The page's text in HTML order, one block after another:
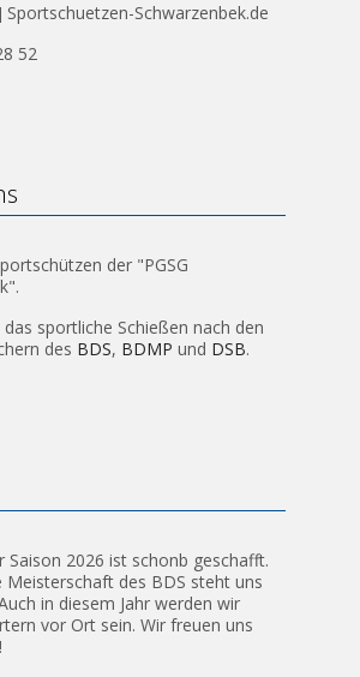
Schwarzenbek.de
52
der "PGSG
sportliche Schießen nach den
des BDS, BDMP und DSB.
Saison 2026 ist schonb geschafft.
Meisterschaft des BDS steht uns
in diesem Jahr werden wir
vor Ort sein. Wir freuen uns